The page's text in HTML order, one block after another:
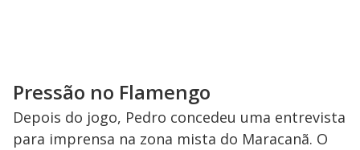
Pressão no Flamengo
Depois do jogo, Pedro concedeu uma entrevista
para imprensa na zona mista do Maracanã. O